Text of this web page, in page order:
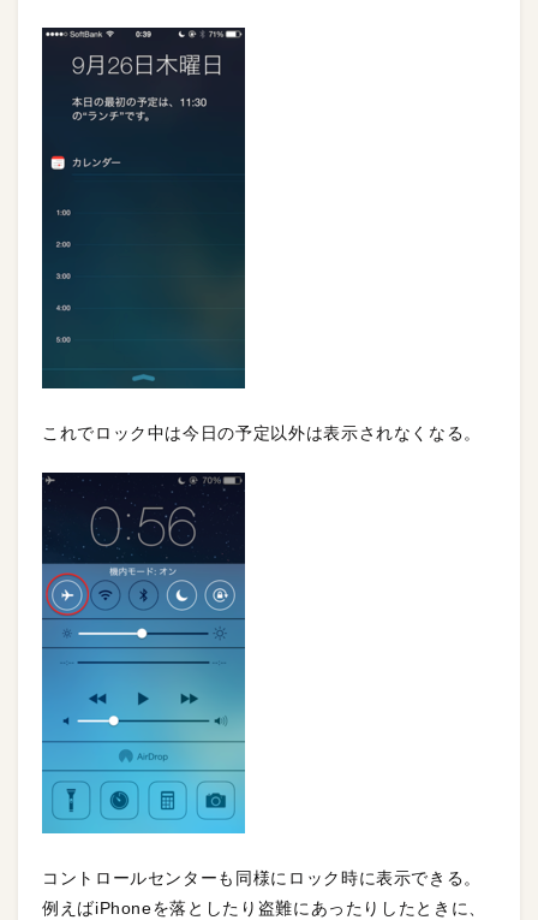
これでロック中は今日の予定以外は表示されなくなる。
コントロールセンターも同様にロック時に表示できる。
例えばiPhoneを落としたり盗難にあったりしたときに、